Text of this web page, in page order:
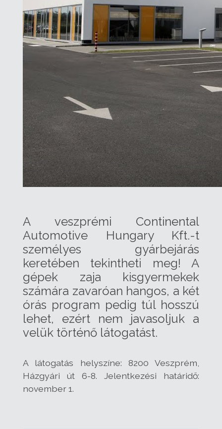
A veszprémi Continental
Automotive Hungary Kft.-t
személyes gyárbejárás
keretében tekintheti meg! A
gépek zaja kisgyermekek
számára zavaróan hangos, a két
órás program pedig túl hosszú
lehet, ezért nem javasoljuk a
velük történő látogatást.
A látogatás helyszíne: 8200 Veszprém,
Házgyári út 6-8. Jelentkezési határidő:
november 1.